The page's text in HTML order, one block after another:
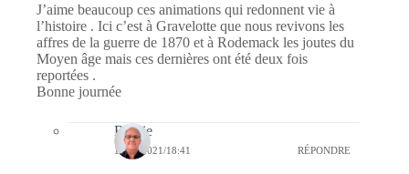
J’aime beaucoup ces animations qui redonnent vie à
l’histoire . Ici c’est à Gravelotte que nous revivons les
affres de la guerre de 1870 et à Rodemack les joutes du
Moyen âge mais ces dernières ont été deux fois
reportées .
Bonne journée
Bernie
11/10/2021/18:41 RÉPONDRE